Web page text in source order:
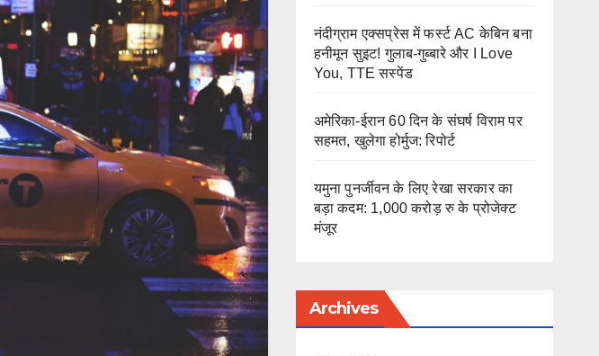
नंदीग्राम एक्सप्रेस में फर्स्ट AC केबिन बना
हनीमून सुइट! गुलाब-गुब्बारे और I Love
You, TTE सस्पेंड
अमेरिका-ईरान 60 दिन के संघर्ष विराम पर
सहमत, खुलेगा होर्मुज: रिपोर्ट
यमुना पुनर्जीवन के लिए रेखा सरकार का
बड़ा कदम: 1,000 करोड़ रु के प्रोजेक्ट
मंजूर
Archives